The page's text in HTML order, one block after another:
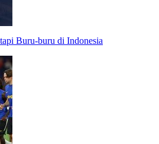
Buru-buru di Indonesia